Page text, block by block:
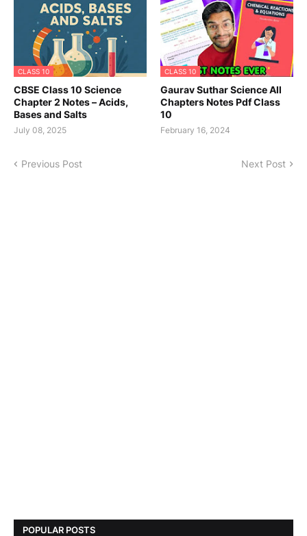
CLASS 10
CBSE Class 10 Science
Chapter 2 Notes – Acids,
Bases and Salts
July 08, 2025
CLASS 10
Gaurav Suthar Science All
Chapters Notes Pdf Class
10
February 16, 2024
Previous Post Next Post
POPULAR POSTS